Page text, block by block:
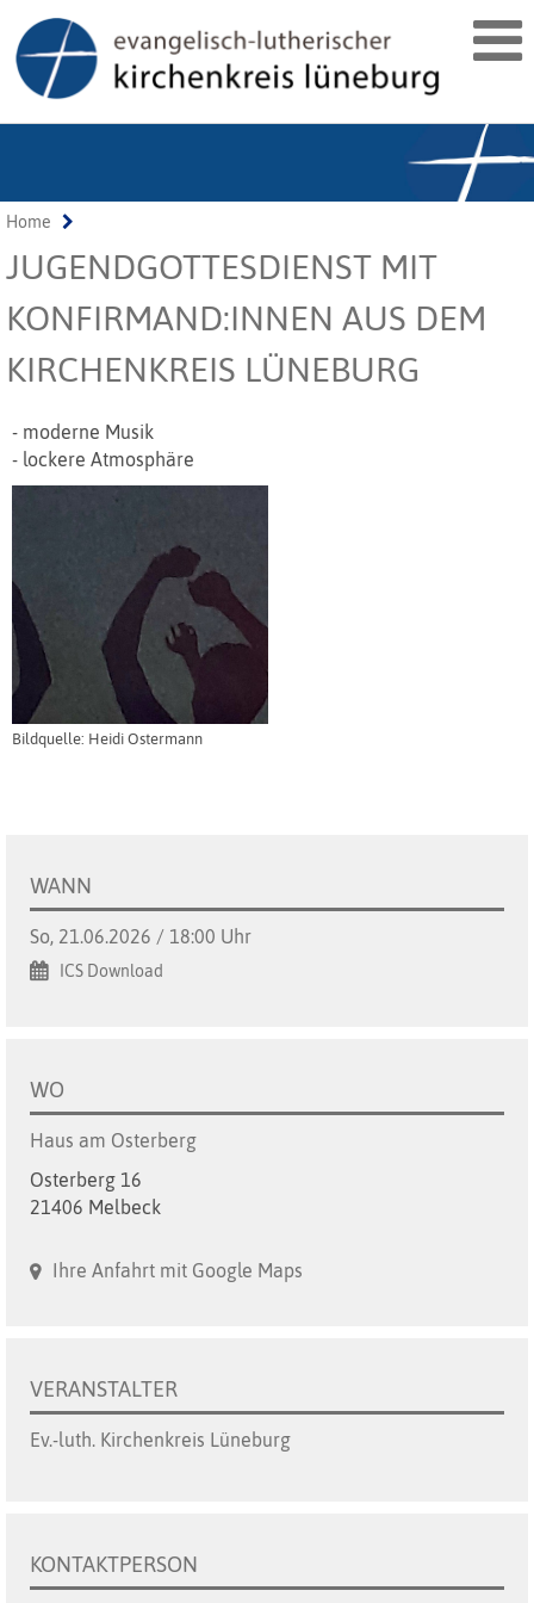
Home
JUGENDGOTTESDIENST MIT
KONFIRMAND:INNEN AUS DEM
KIRCHENKREIS LÜNEBURG
- moderne Musik
- lockere Atmosphäre
Bildquelle: Heidi Ostermann
WANN
So, 21.06.2026 / 18:00 Uhr
ICS Download
WO
Haus am Osterberg
Osterberg 16
21406 Melbeck
Ihre Anfahrt mit Google Maps
VERANSTALTER
Ev.-luth. Kirchenkreis Lüneburg
KONTAKTPERSON